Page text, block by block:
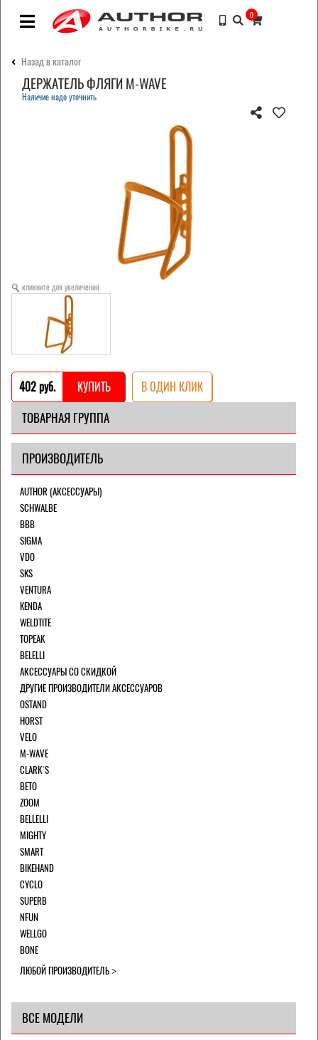
0
Назад в каталог
ДЕРЖАТЕЛЬ ФЛЯГИ M-WAVE
Наличие надо уточнить
кликните для увеличения
402 pуб. КУПИТЬ В ОДИН КЛИК
ТОВАРНАЯ ГРУППА
ПРОИЗВОДИТЕЛЬ
AUTHOR (АКСЕССУАРЫ)
SCHWALBE
BBB
SIGMA
VDO
SKS
VENTURA
KENDA
WELDTITE
TOPEAK
BELELLI
АКСЕССУАРЫ СО СКИДКОЙ
ДРУГИЕ ПРОИЗВОДИТЕЛИ АКСЕССУАРОВ
OSTAND
HORST
VELO
M-WAVE
CLARK`S
BETO
ZOOM
BELLELLI
MIGHTY
SMART
BIKEHAND
CYCLO
SUPERB
NFUN
WELLGO
BONE
ЛЮБОЙ ПРОИЗВОДИТЕЛЬ
ВСЕ МОДЕЛИ